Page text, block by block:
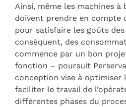
Ainsi, même les machines à
doivent prendre en compte
pour satisfaire les goûts
conséquent, des
commence par un bon
fonction – poursuit
conception vise à optimiser
faciliter le travail de
différentes phases du